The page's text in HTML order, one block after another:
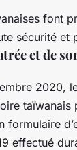
font
sécurité et
et de
2020,
formulaire
effectué